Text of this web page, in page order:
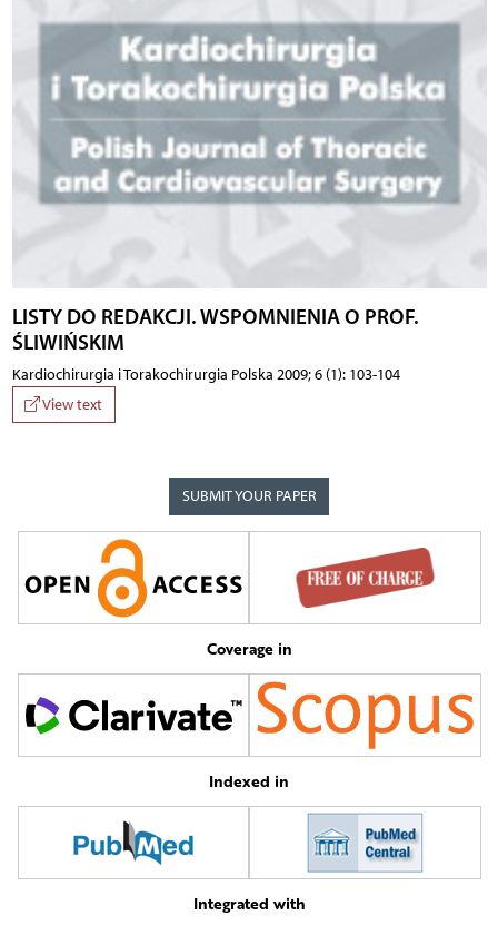
LISTY DO REDAKCJI. WSPOMNIENIA O PROF.
ŚLIWIŃSKIM
Kardiochirurgia i Torakochirurgia Polska 2009; 6 (1): 103-104
View text
SUBMIT YOUR PAPER
Coverage in
Indexed in
Integrated with